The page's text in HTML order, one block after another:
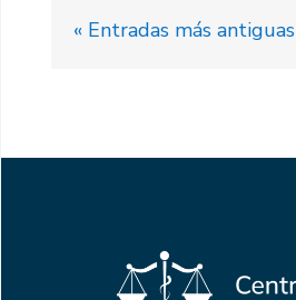
« Entradas más antiguas